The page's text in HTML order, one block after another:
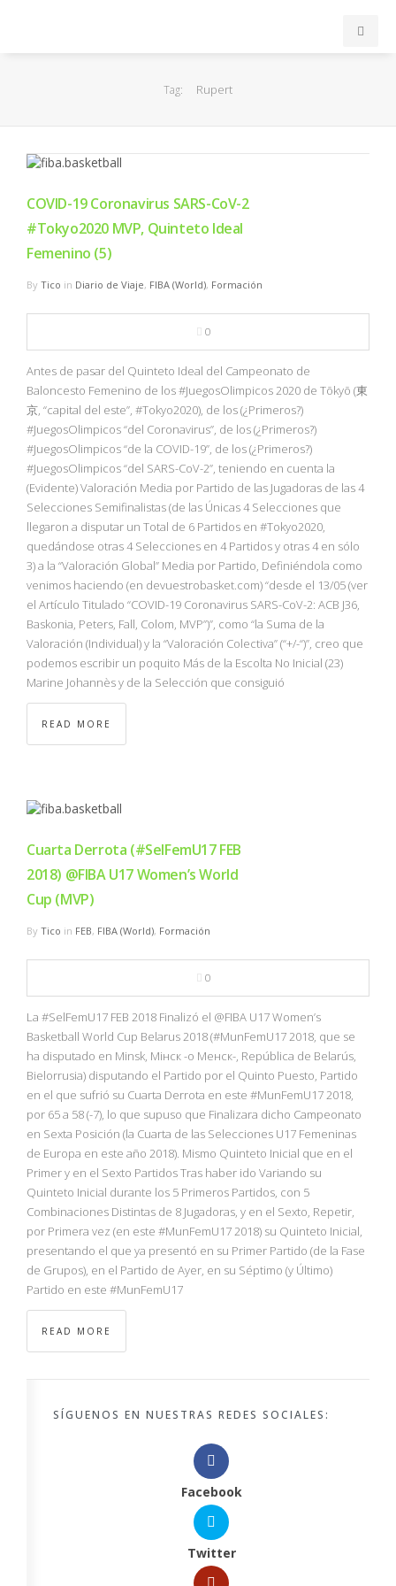
EuroLeague
FIBA
OTROS
NBA
MULTIMEDIA
RIO 2016
Tag: Rupert
COVID-19 Coronavirus SARS-CoV-2
#Tokyo2020 MVP, Quinteto Ideal
Femenino (5)
By Tico in Diario de Viaje, FIBA (World), Formación
0
Antes de pasar del Quinteto Ideal del Campeonato de
Baloncesto Femenino de los #JuegosOlimpicos 2020 de Tōkyō (東
京, “capital del este”, #Tokyo2020), de los (¿Primeros?)
#JuegosOlimpicos “del Coronavirus”, de los (¿Primeros?)
#JuegosOlimpicos “de la COVID-19”, de los (¿Primeros?)
#JuegosOlimpicos “del SARS-CoV-2”, teniendo en cuenta la
(Evidente) Valoración Media por Partido de las Jugadoras de las 4
Selecciones Semifinalistas (de las Únicas 4 Selecciones que
llegaron a disputar un Total de 6 Partidos en #Tokyo2020,
quedándose otras 4 Selecciones en 4 Partidos y otras 4 en sólo
3) a la “Valoración Global” Media por Partido, Definiéndola como
venimos haciendo (en devuestrobasket.com) “desde el 13/05 (ver
el Artículo Titulado “COVID-19 Coronavirus SARS-CoV-2: ACB J36,
Baskonia, Peters, Fall, Colom, MVP”)”, como “la Suma de la
Valoración (Individual) y la “Valoración Colectiva” (“+/-“)”, creo que
podemos escribir un poquito Más de la Escolta No Inicial (23)
Marine Johannès y de la Selección que consiguió
READ MORE
Cuarta Derrota (#SelFemU17 FEB
2018) @FIBA U17 Women’s World
Cup (MVP)
By Tico in FEB, FIBA (World), Formación
0
La #SelFemU17 FEB 2018 Finalizó el @FIBA U17 Women’s
Basketball World Cup Belarus 2018 (#MunFemU17 2018, que se
ha disputado en Minsk, Мінск -o Менск-, República de Belarús,
Bielorrusia) disputando el Partido por el Quinto Puesto, Partido
en el que sufrió su Cuarta Derrota en este #MunFemU17 2018,
por 65 a 58 (-7), lo que supuso que Finalizara dicho Campeonato
en Sexta Posición (la Cuarta de las Selecciones U17 Femeninas
de Europa en este año 2018). Mismo Quinteto Inicial que en el
Primer y en el Sexto Partidos Tras haber ido Variando su
Quinteto Inicial durante los 5 Primeros Partidos, con 5
Combinaciones Distintas de 8 Jugadoras, y en el Sexto, Repetir,
por Primera vez (en este #MunFemU17 2018) su Quinteto Inicial,
presentando el que ya presentó en su Primer Partido (de la Fase
de Grupos), en el Partido de Ayer, en su Séptimo (y Último)
Partido en este #MunFemU17
READ MORE
SÍGUENOS EN NUESTRAS REDES SOCIALES:
Facebook
Twitter